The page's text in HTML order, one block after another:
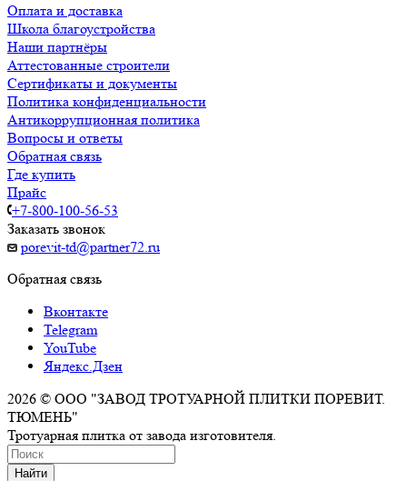
Оплата и доставка
Школа благоустройства
Наши партнёры
Аттестованные строители
Сертификаты и документы
Политика конфиденциальности
Антикоррупционная политика
Вопросы и ответы
Обратная связь
Где купить
Прайс
+7-800-100-56-53
Заказать звонок
porevit-td@partner72.ru
Обратная связь
Вконтакте
Telegram
YouTube
Яндекс.Дзен
2026 © ООО "ЗАВОД ТРОТУАРНОЙ ПЛИТКИ ПОРЕВИТ.
ТЮМЕНЬ"
Тротуарная плитка от завода изготовителя.
Найти